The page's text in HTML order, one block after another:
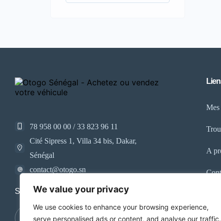
We value your privacy
We use cookies to enhance your browsing experience,
serve personalised ads or content, and analyse our traffic.
78 958 00 00 / 33 823 96 11
Cité Sipress 1, Villa 34 bis, Dakar,
Sénégal
contact@otogo.sn
Suivez nos réseaux sociaux
Mes
A